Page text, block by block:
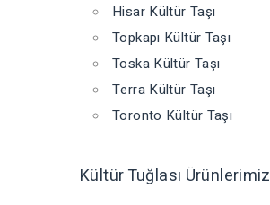
Hisar Kültür Taşı
Topkapı Kültür Taşı
Toska Kültür Taşı
Terra Kültür Taşı
Toronto Kültür Taşı
Kültür Tuğlası Ürünlerimiz